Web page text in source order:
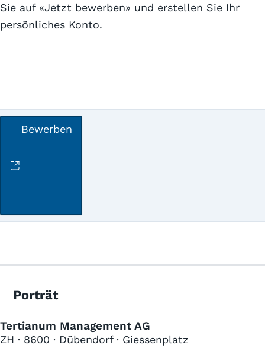
Sie auf «Jetzt bewerben» und erstellen Sie Ihr
persönliches Konto.
Bewerben
Porträt
Tertianum Management AG
ZH · 8600 · Dübendorf · Giessenplatz